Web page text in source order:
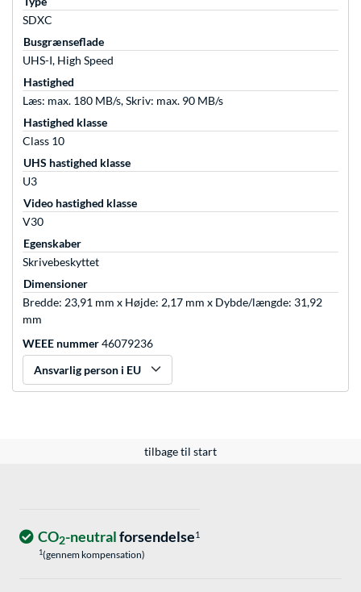
SDXC
Busgrænseflade
UHS-I, High Speed
Hastighed
Læs: max. 180 MB/s, Skriv: max. 90 MB/s
Hastighed klasse
Class 10
UHS hastighed klasse
U3
Video hastighed klasse
V30
Egenskaber
Skrivebeskyttet
Dimensioner
Bredde: 23,91 mm x Højde: 2,17 mm x Dybde/længde: 31,92
mm
WEEE nummer46079236
Ansvarlig person i EU
tilbage til start
CO2-neutralforsendelse1
1(gennem kompensation)